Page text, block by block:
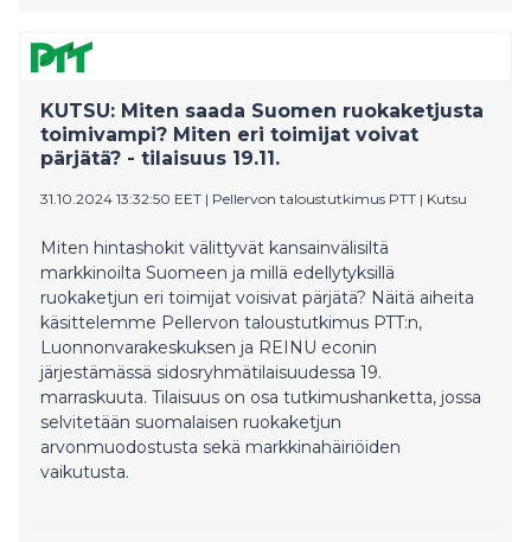
KUTSU: Miten saada Suomen ruokaketjusta
toimivampi? Miten eri toimijat voivat
pärjätä? - tilaisuus 19.11.
31.10.2024 13:32:50 EET | Pellervon taloustutkimus PTT | Kutsu
Miten hintashokit välittyvät kansainvälisiltä
markkinoilta Suomeen ja millä edellytyksillä
ruokaketjun eri toimijat voisivat pärjätä? Näitä aiheita
käsittelemme Pellervon taloustutkimus PTT:n,
Luonnonvarakeskuksen ja REINU econin
järjestämässä sidosryhmätilaisuudessa 19.
marraskuuta. Tilaisuus on osa tutkimushanketta, jossa
selvitetään suomalaisen ruokaketjun
arvonmuodostusta sekä markkinahäiriöiden
vaikutusta.